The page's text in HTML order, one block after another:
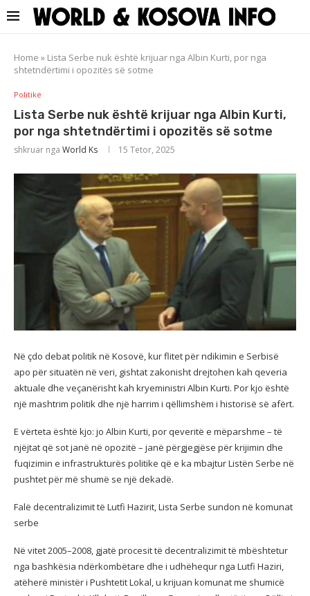
Home » Lista Serbe nuk është krijuar nga Albin Kurti, por nga
shtetndërtimi i opozitës së sotme
Politikë
Lista Serbe nuk është krijuar nga Albin Kurti,
por nga shtetndërtimi i opozitës së sotme
shkruar nga World Ks 15 Tetor, 2025
Në çdo debat politik në Kosovë, kur flitet për ndikimin e Serbisë
apo për situatën në veri, gishtat zakonisht drejtohen kah qeveria
aktuale dhe veçanërisht kah kryeministri Albin Kurti. Por kjo është
një mashtrim politik dhe një harrim i qëllimshëm i historisë së afërt.
E vërteta është kjo: jo Albin Kurti, por qeveritë e mëparshme – të
njëjtat që sot janë në opozitë – janë përgjegjëse për krijimin dhe
fuqizimin e infrastrukturës politike që e ka mbajtur Listën Serbe në
pushtet për më shumë se një dekadë.
Falë decentralizimit të Lutfi Hazirit, Lista Serbe sundon në komunat
serbe
Në vitet 2005–2008, gjatë procesit të decentralizimit të mbështetur
nga bashkësia ndërkombëtare dhe i udhëhequr nga Lutfi Haziri,
atëherë ministër i Pushtetit Lokal, u krijuan komunat me shumicë